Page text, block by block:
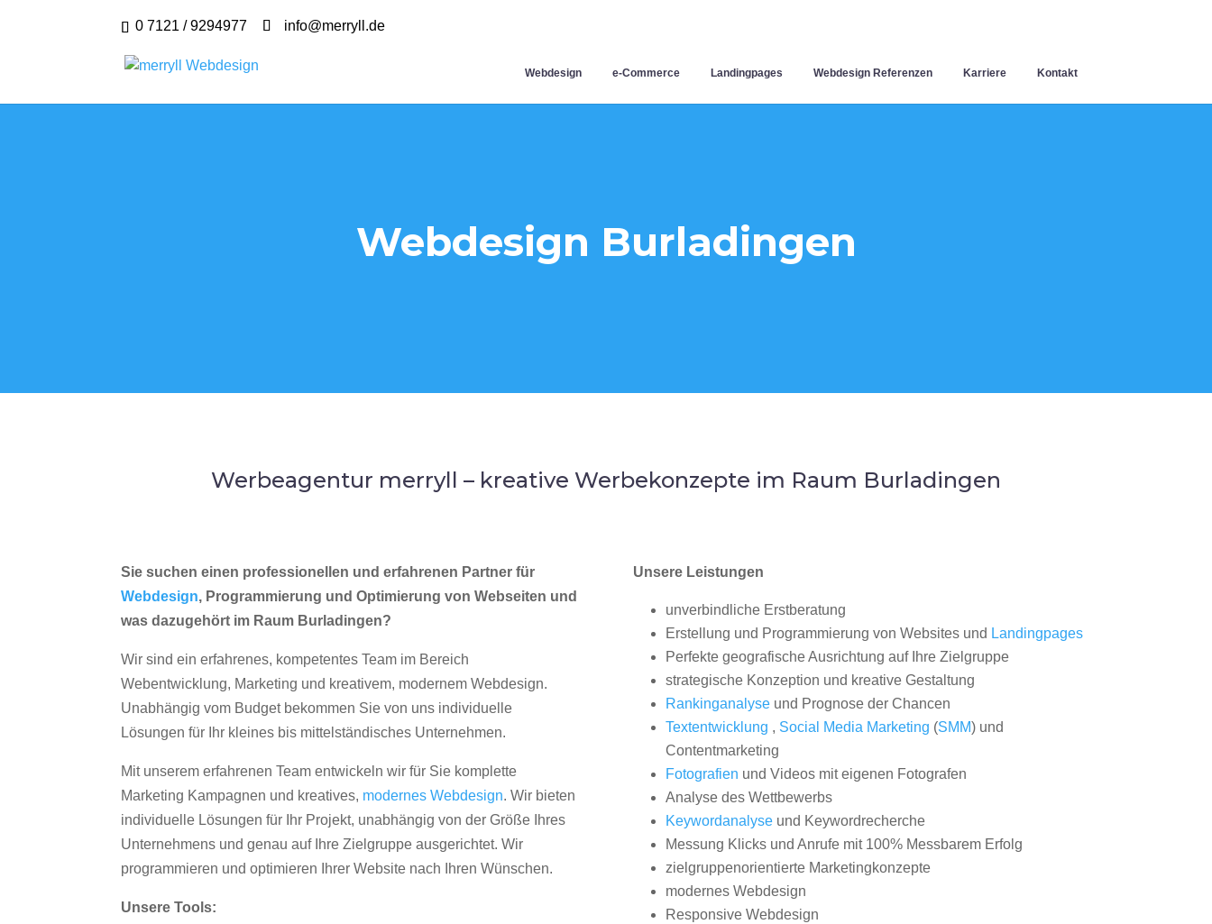
0 7121 / 9294977 info@merryll.de
Webdesign e-Commerce Landingpages Webdesign Referenzen Karriere Kontakt
Webdesign Burladingen
Werbeagentur merryll – kreative Werbekonzepte im Raum Burladingen
Sie suchen einen professionellen und erfahrenen Partner für
Webdesign, Programmierung und Optimierung von Webseiten und
was dazugehört im Raum Burladingen?
Wir sind ein erfahrenes, kompetentes Team im Bereich
Webentwicklung, Marketing und kreativem, modernem Webdesign.
Unabhängig vom Budget bekommen Sie von uns individuelle
Lösungen für Ihr kleines bis mittelständisches Unternehmen.
Mit unserem erfahrenen Team entwickeln wir für Sie komplette
Marketing Kampagnen und kreatives, modernes Webdesign. Wir bieten
individuelle Lösungen für Ihr Projekt, unabhängig von der Größe Ihres
Unternehmens und genau auf Ihre Zielgruppe ausgerichtet. Wir
programmieren und optimieren Ihrer Website nach Ihren Wünschen.
Unsere Tools:
Unsere Leistungen
unverbindliche Erstberatung
Erstellung und Programmierung von Websites und Landingpages
Perfekte geografische Ausrichtung auf Ihre Zielgruppe
strategische Konzeption und kreative Gestaltung
Rankinganalyseund Prognose der Chancen
Textentwicklung , Social Media Marketing (SMM) und
Contentmarketing
Fotografien und Videos mit eigenen Fotografen
Analyse des Wettbewerbs
Keywordanalyseund Keywordrecherche
Messung Klicks und Anrufe mit 100% Messbarem Erfolg
zielgruppenorientierte Marketingkonzepte
modernes Webdesign
Responsive Webdesign